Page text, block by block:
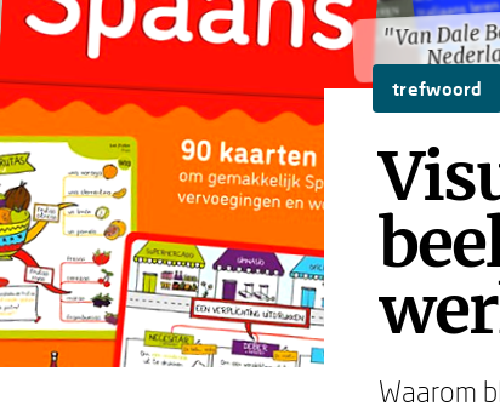
"Van Dale
"Van Dale
trefwoord
Waarom